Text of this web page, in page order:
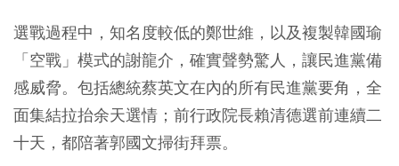
選戰過程中，知名度較低的鄭世維，以及複製韓國瑜
「空戰」模式的謝龍介，確實聲勢驚人，讓民進黨備
感威脅。包括總統蔡英文在內的所有民進黨要角，全
面集結拉抬余天選情；前行政院長賴清德選前連續二
十天，都陪著郭國文掃街拜票。